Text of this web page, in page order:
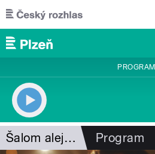
Přejít k hlavnímu obsahu
PROGRAM
Šalom alejchem Program